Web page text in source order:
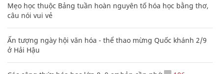
Mẹo học thuộc Bảng tuần hoàn nguyên tố hóa học bằng thơ,
câu nói vui vẻ
Ấn tượng ngày hội văn hóa - thể thao mừng Quốc khánh 2/9
ở Hải Hậu